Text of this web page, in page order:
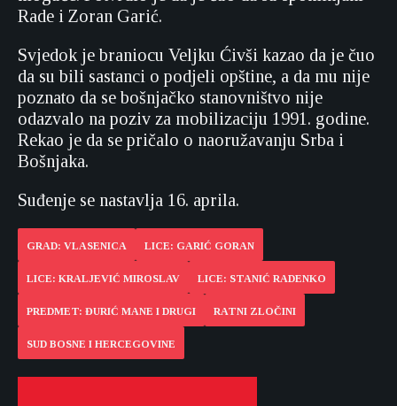
Rade i Zoran Garić.
Svjedok je braniocu Veljku Ćivši kazao da je čuo
da su bili sastanci o podjeli opštine, a da mu nije
poznato da se bošnjačko stanovništvo nije
odazvalo na poziv za mobilizaciju 1991. godine.
Rekao je da se pričalo o naoružavanju Srba i
Bošnjaka.
Suđenje se nastavlja 16. aprila.
GRAD: VLASENICA LICE: GARIĆ GORAN
LICE: KRALJEVIĆ MIROSLAV LICE: STANIĆ RADENKO
PREDMET: ĐURIĆ MANE I DRUGI RATNI ZLOČINI
SUD BOSNE I HERCEGOVINE